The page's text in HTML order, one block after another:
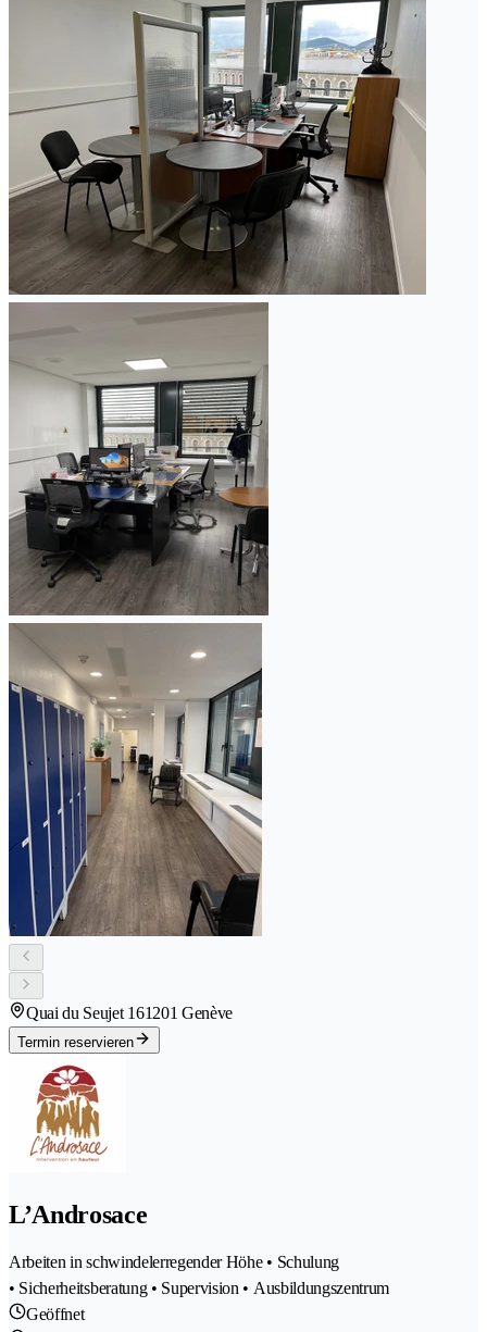
Quai du Seujet 161201 Genève
Termin reservieren
L’Androsace
Arbeiten in schwindelerregender Höhe • Schulung
• Sicherheitsberatung • Supervision • Ausbildungszentrum
Geöffnet